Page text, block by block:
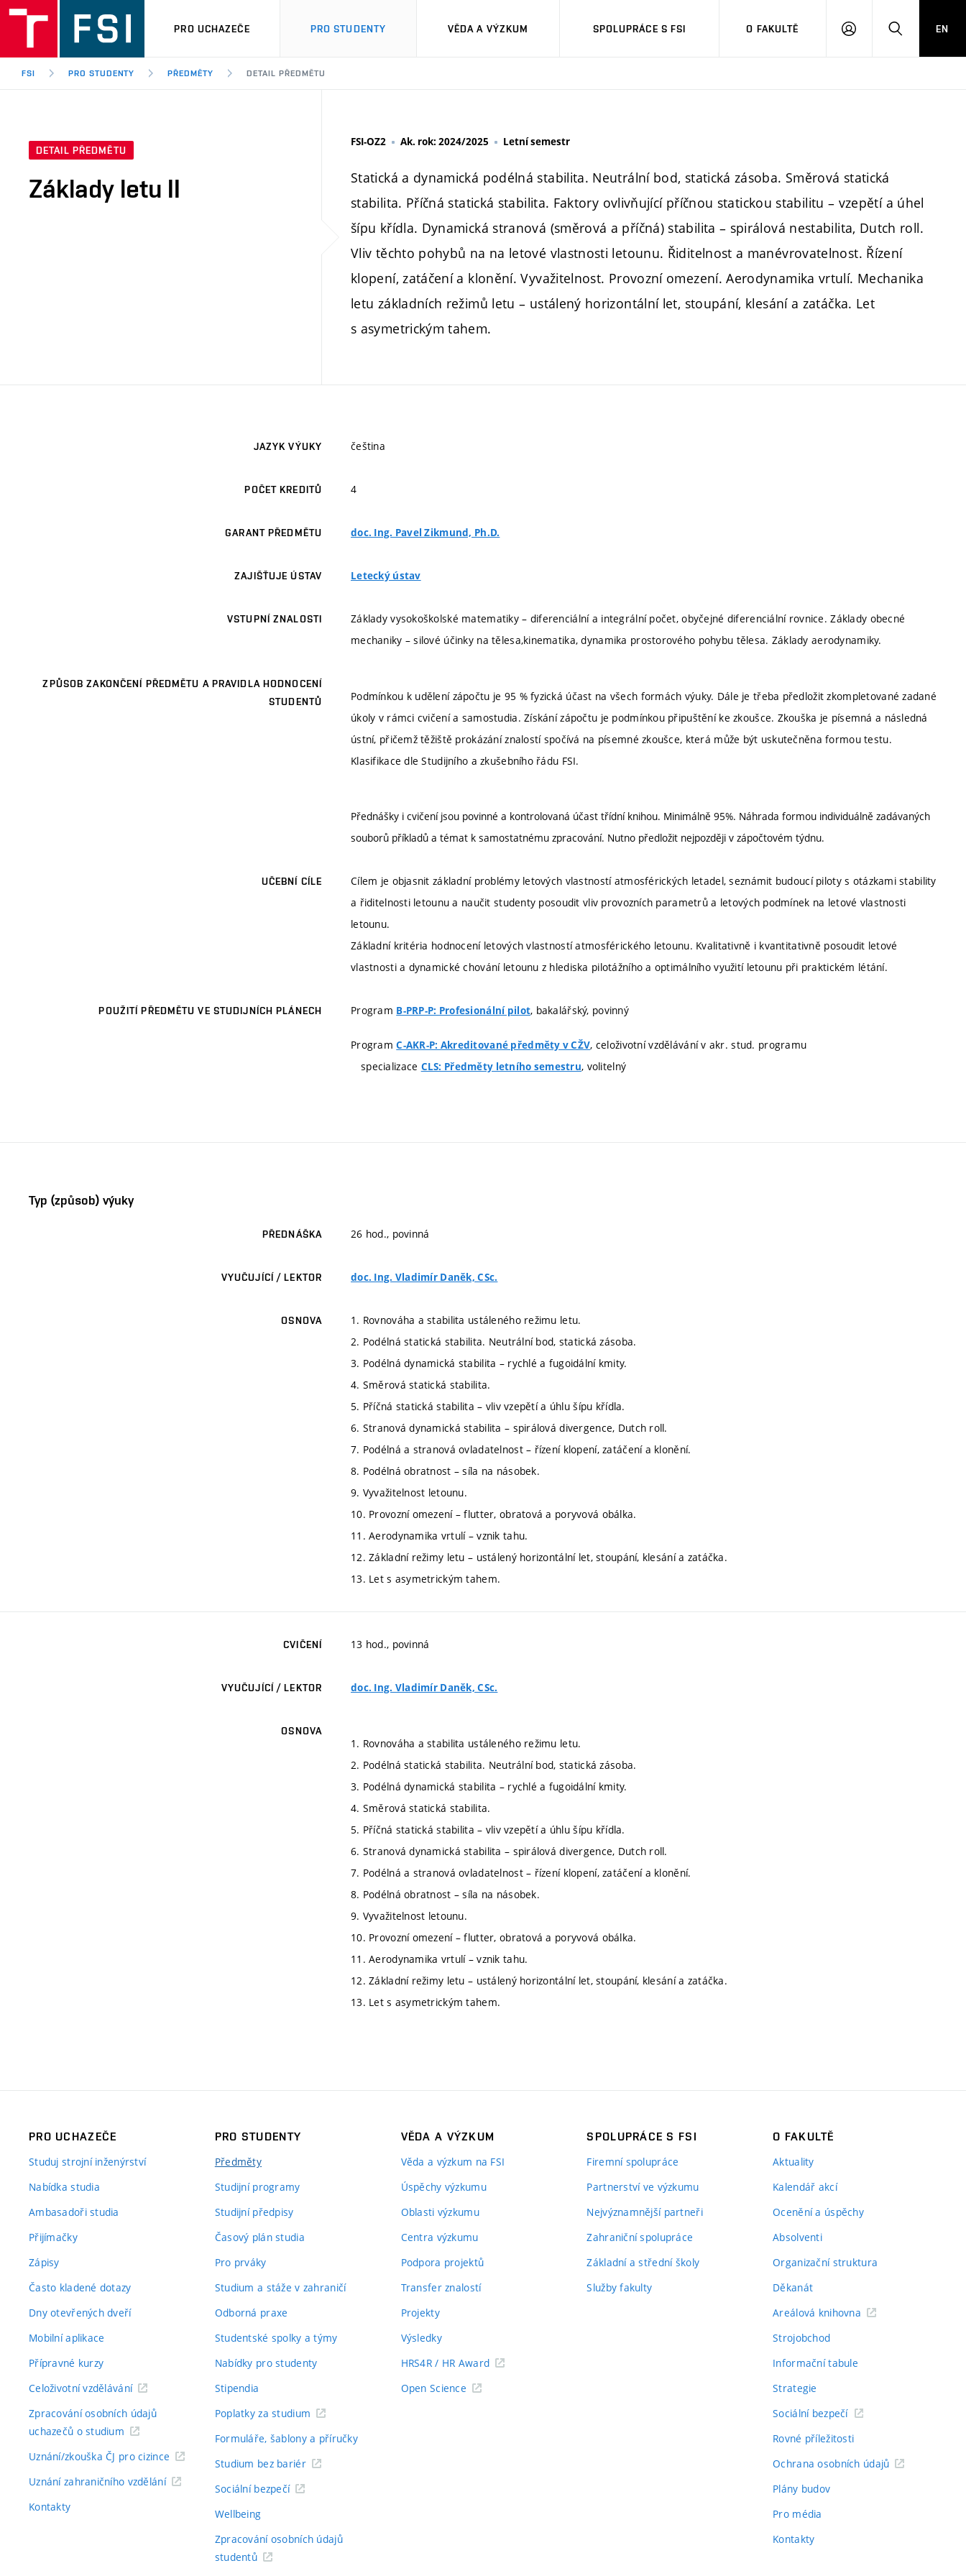
PRO UCHAZEČE PRO STUDENTY VĚDA A VÝZKUM SPOLUPRÁCE S FSI O FAKULTĚ
PŘIHLÁŠENÍHLEDAT
EN
FSI PRO STUDENTY PŘEDMĚTY DETAIL PŘEDMĚTU
DETAIL PŘEDMĚTU
Základy letu II
FSI-OZ2 Ak. rok: 2024/2025 Letní semestr
Statická a dynamická podélná stabilita. Neutrální bod, statická zásoba. Směrová statická
stabilita. Příčná statická stabilita. Faktory ovlivňující příčnou statickou stabilitu – vzepětí a úhel
šípu křídla. Dynamická stranová (směrová a příčná) stabilita – spirálová nestabilita, Dutch roll.
Vliv těchto pohybů na na letové vlastnosti letounu. Řiditelnost a manévrovatelnost. Řízení
klopení, zatáčení a klonění. Vyvažitelnost. Provozní omezení. Aerodynamika vrtulí. Mechanika
letu základních režimů letu – ustálený horizontální let, stoupání, klesání a zatáčka. Let
s asymetrickým tahem.
JAZYK VÝUKY čeština
POČET KREDITŮ 4
GARANT PŘEDMĚTU doc. Ing. Pavel Zikmund, Ph.D.
ZAJIŠŤUJE ÚSTAV Letecký ústav
VSTUPNÍ ZNALOSTI
Základy vysokoškolské matematiky – diferenciální a integrální počet, obyčejné diferenciální rovnice. Základy obecné
mechaniky – silové účinky na tělesa,kinematika, dynamika prostorového pohybu tělesa. Základy aerodynamiky.
ZPŮSOB ZAKONČENÍ PŘEDMĚTU A PRAVIDLA HODNOCENÍ
STUDENTŮ
Podmínkou k udělení zápočtu je 95 % fyzická účast na všech formách výuky. Dále je třeba předložit zkompletované zadané
úkoly v rámci cvičení a samostudia. Získání zápočtu je podmínkou připuštění ke zkoušce. Zkouška je písemná a následná
ústní, přičemž těžiště prokázání znalostí spočívá na písemné zkoušce, která může být uskutečněna formou testu.
Klasifikace dle Studijního a zkušebního řádu FSI.
Přednášky i cvičení jsou povinné a kontrolovaná účast třídní knihou. Minimálně 95%. Náhrada formou individuálně zadávaných
souborů příkladů a témat k samostatnému zpracování. Nutno předložit nejpozději v zápočtovém týdnu.
UČEBNÍ CÍLE
Cílem je objasnit základní problémy letových vlastností atmosférických letadel, seznámit budoucí piloty s otázkami stability
a řiditelnosti letounu a naučit studenty posoudit vliv provozních parametrů a letových podmínek na letové vlastnosti
letounu.
Základní kritéria hodnocení letových vlastností atmosférického letounu. Kvalitativně i kvantitativně posoudit letové
vlastnosti a dynamické chování letounu z hlediska pilotážního a optimálního využití letounu při praktickém létání.
POUŽITÍ PŘEDMĚTU VE STUDIJNÍCH PLÁNECH Program B-PRP-P: Profesionální pilot, bakalářský, povinný
ProgramC-AKR-P: Akreditované předměty v CŽV, celoživotní vzdělávání v akr. stud. programu
specializace CLS: Předměty letního semestru, volitelný
Typ (způsob) výuky
PŘEDNÁŠKA 26 hod., povinná
VYUČUJÍCÍ / LEKTOR doc. Ing. Vladimír Daněk, CSc.
OSNOVA
1. Rovnováha a stabilita ustáleného režimu letu.
2. Podélná statická stabilita. Neutrální bod, statická zásoba.
3. Podélná dynamická stabilita – rychlé a fugoidální kmity.
4. Směrová statická stabilita.
5. Příčná statická stabilita – vliv vzepětí a úhlu šípu křídla.
6. Stranová dynamická stabilita – spirálová divergence, Dutch roll.
7. Podélná a stranová ovladatelnost – řízení klopení, zatáčení a klonění.
8. Podélná obratnost – síla na násobek.
9. Vyvažitelnost letounu.
10. Provozní omezení – flutter, obratová a poryvová obálka.
11. Aerodynamika vrtulí – vznik tahu.
12. Základní režimy letu – ustálený horizontální let, stoupání, klesání a zatáčka.
13. Let s asymetrickým tahem.
CVIČENÍ 13 hod., povinná
VYUČUJÍCÍ / LEKTOR doc. Ing. Vladimír Daněk, CSc.
OSNOVA
1. Rovnováha a stabilita ustáleného režimu letu.
2. Podélná statická stabilita. Neutrální bod, statická zásoba.
3. Podélná dynamická stabilita – rychlé a fugoidální kmity.
4. Směrová statická stabilita.
5. Příčná statická stabilita – vliv vzepětí a úhlu šípu křídla.
6. Stranová dynamická stabilita – spirálová divergence, Dutch roll.
7. Podélná a stranová ovladatelnost – řízení klopení, zatáčení a klonění.
8. Podélná obratnost – síla na násobek.
9. Vyvažitelnost letounu.
10. Provozní omezení – flutter, obratová a poryvová obálka.
11. Aerodynamika vrtulí – vznik tahu.
12. Základní režimy letu – ustálený horizontální let, stoupání, klesání a zatáčka.
13. Let s asymetrickým tahem.
PRO UCHAZEČE
Studuj strojní inženýrství
Nabídka studia
Ambasadoři studia
Přijímačky
Zápisy
Často kladené dotazy
Dny otevřených dveří
Mobilní aplikace
Přípravné kurzy
Celoživotní vzdělávání
Zpracování osobních údajů
uchazečů o studium
Uznání/zkouška ČJ pro cizince
Uznání zahraničního vzdělání
Kontakty
PRO STUDENTY
Předměty
Studijní programy
Studijní předpisy
Časový plán studia
Pro prváky
Studium a stáže v zahraničí
Odborná praxe
Studentské spolky a týmy
Nabídky pro studenty
Stipendia
Poplatky za studium
Formuláře, šablony a příručky
Studium bez bariér
Sociální bezpečí
Wellbeing
Zpracování osobních údajů
studentů
VĚDA A VÝZKUM
Věda a výzkum na FSI
Úspěchy výzkumu
Oblasti výzkumu
Centra výzkumu
Podpora projektů
Transfer znalostí
Projekty
Výsledky
HRS4R / HR Award
Open Science
SPOLUPRÁCE S FSI
Firemní spolupráce
Partnerství ve výzkumu
Nejvýznamnější partneři
Zahraniční spolupráce
Základní a střední školy
Služby fakulty
O FAKULTĚ
Aktuality
Kalendář akcí
Ocenění a úspěchy
Absolventi
Organizační struktura
Děkanát
Areálová knihovna
Strojobchod
Informační tabule
Strategie
Sociální bezpečí
Rovné příležitosti
Ochrana osobních údajů
Plány budov
Pro média
Kontakty